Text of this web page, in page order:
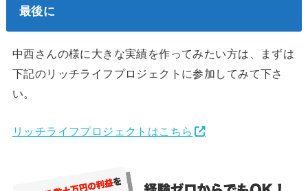
最後に
中西さんの様に大きな実績を作ってみたい方は、まずは
下記のリッチライフプロジェクトに参加してみて下さ
い。
リッチライフプロジェクトはこちら